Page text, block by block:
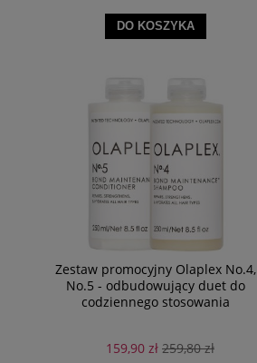
DO KOSZYKA
Zestaw promocyjny Olaplex No.4,
No.5 - odbudowujący duet do
codziennego stosowania
159,90 zł 259,80 zł